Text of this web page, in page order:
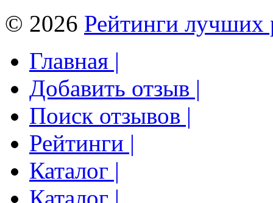
© 2026 Рейтинги лучших
Главная |
Добавить отзыв |
Поиск отзывов |
Рейтинги |
Каталог |
Каталог |